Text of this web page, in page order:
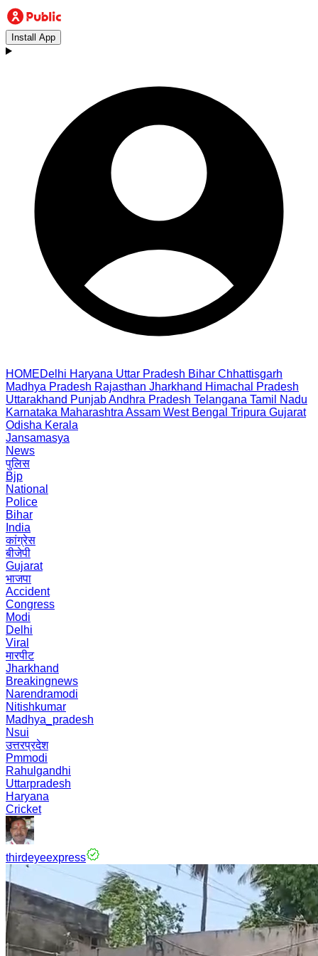
Install App
HOMEDelhi Haryana Uttar Pradesh Bihar Chhattisgarh
Madhya Pradesh Rajasthan Jharkhand Himachal Pradesh
Uttarakhand PunjabAndhra Pradesh Telangana Tamil Nadu
Karnataka Maharashtra Assam West Bengal Tripura Gujarat
Odisha Kerala
Jansamasya
News
पुलिस
Bjp
National
Police
Bihar
India
कांग्रेस
बीजेपी
Gujarat
भाजपा
Accident
Congress
Modi
Delhi
Viral
मारपीट
Jharkhand
Breakingnews
Narendramodi
Nitishkumar
Madhya_pradesh
Nsui
उत्तरप्रदेश
Pmmodi
Rahulgandhi
Uttarpradesh
Haryana
Cricket
thirdeyeexpress